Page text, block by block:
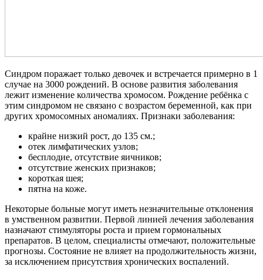
Синдром поражает только девочек и встречается примерно в 1
случае на 3000 рождений. В основе развития заболевания
лежит изменение количества хромосом. Рождение ребёнка с
этим синдромом не связано с возрастом беременной, как при
других хромосомных аномалиях. Признаки заболевания:
крайне низкий рост, до 135 см.;
отек лимфатических узлов;
бесплодие, отсутствие яичников;
отсутствие женских признаков;
короткая шея;
пятна на коже.
Некоторые больные могут иметь незначительные отклонения
в умственном развитии. Первой линией лечения заболевания
назначают стимуляторы роста и прием гормональных
препаратов. В целом, специалисты отмечают, положительные
прогнозы. Состояние не влияет на продолжительность жизни,
за исключением присутствия хронических воспалений.